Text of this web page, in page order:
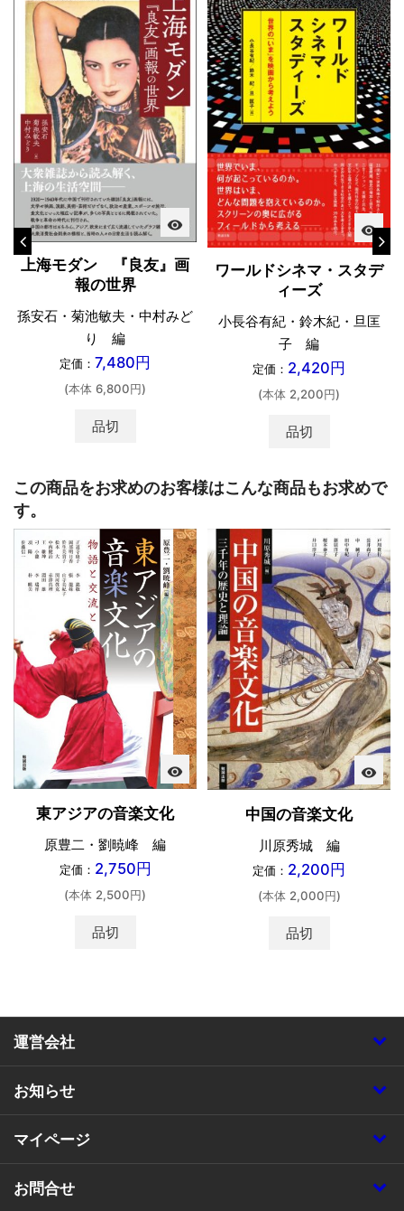
visibility
上海モダン 『良友』画
報の世界
孫安石・菊池敏夫・中村みど
り 編
定価： 7,480円
(本体 6,800円)
品切
visibility
ワールドシネマ・スタデ
ィーズ
小長谷有紀・鈴木紀・旦匡
子 編
定価： 2,420円
(本体 2,200円)
品切
この商品をお求めのお客様はこんな商品もお求めで
す。
visibility
東アジアの音楽文化
原豊二・劉暁峰 編
定価： 2,750円
(本体 2,500円)
品切
visibility
中国の音楽文化
川原秀城 編
定価： 2,200円
(本体 2,000円)
品切
運営会社
お知らせ
マイページ
お問合せ